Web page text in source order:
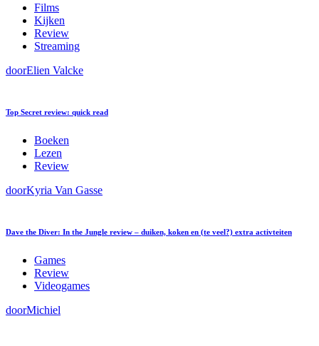
Films
Kijken
Review
Streaming
doorElien Valcke
Top Secret review: quick read
Boeken
Lezen
Review
doorKyria Van Gasse
Dave the Diver: In the Jungle review – duiken, koken en (te veel?) extra activteiten
Games
Review
Videogames
doorMichiel